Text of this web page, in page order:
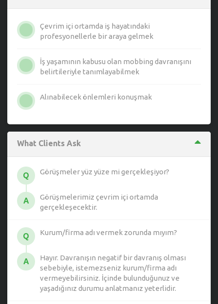
Çevrim içi ortamda iş hayatındaki
profesyonellerle bir araya gelmek
İş yaşamının kabusu olan mobbing davranışını
belirtileriyle tanımlayabilmek
Alınabilecek önlemleri konuşmak
What Clients Ask
Q Görüşmeler yüz yüze mi gerçekleşiyor?
A
Görüşmelerimiz çevrim içi ortamda
gerçekleşecektir.
Q Kurum/firma adı vermek zorunda mıyım?
A
Hayır. Davranışın negatif bir davranış olması
sebebiyle, istemezseniz kurum/firma adı
vermeyebilirsiniz. İçinde bulunduğunuz ve
yaşadığınız durumu anlatmanız yeterlidir.